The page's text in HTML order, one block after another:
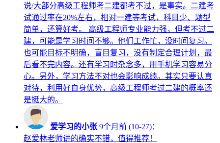
说/大部分高级工程师考二建都考不过，是事实。二建考
试通过率在20%左右，相对一建等考试，科目少、题型
简单，还算好考。 高级工程师专业能力强，但考不过二
建，可能是学习时间不够。他们工作忙，没时间复习。
也可能目标不明确，盲目复习，没有制定合理计划，最
后看不完内容。还有学习时杂念多，用手机学习容易分
心。另外，学习方法不对也会影响成绩。其实只要认真
对待，利用好自身优势，高级工程师考过二建的概率还
是挺大的。
爱学习的小张 9个月前 (10-27)：
赵爱林老师讲的确实不错，值得推荐！